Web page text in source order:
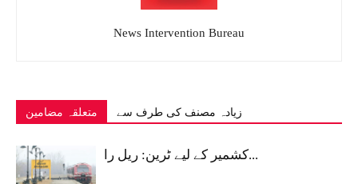
News Intervention Bureau
متعلقہ مضامین زیادہ مصنف کی طرف سے
کشمیر کے لیے ٹرین: ریل را...